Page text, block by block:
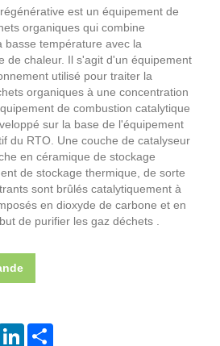
est un équipement de
organiques qui combine
basse température avec la
de chaleur. Il s'agit d'un équipement
utilisé pour traiter la
organiques à une concentration
de combustion catalytique
sur la base de l'équipement
du RTO. Une couche de catalyseur
en céramique de stockage
de stockage thermique, de sorte
sont brûlés catalytiquement à
en dioxyde de carbone et en
de purifier les gaz déchets .
LinkedIn